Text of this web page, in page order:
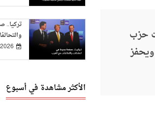
حزب
تركيا..
الأكثر مشاهدة في أسبوع